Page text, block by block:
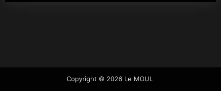
Copyright © 2026 Le MOUI.